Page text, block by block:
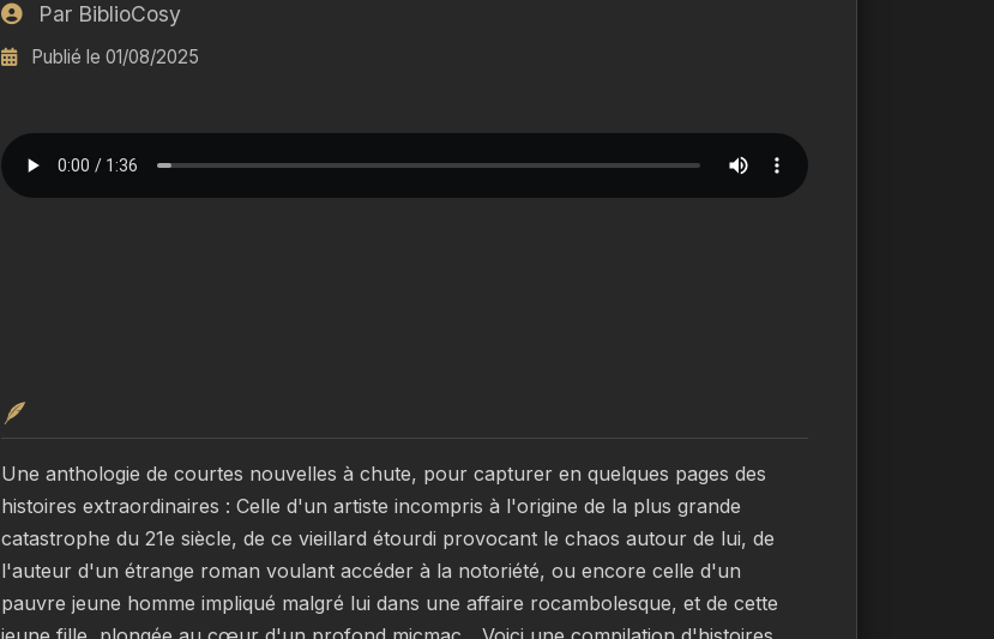
Par BiblioCosy
Publié le 01/08/2025
🪶
Une anthologie de courtes nouvelles à chute, pour capturer en quelques pages des
histoires extraordinaires : Celle d'un artiste incompris à l'origine de la plus grande
catastrophe du 21e siècle, de ce vieillard étourdi provocant le chaos autour de lui, de
l'auteur d'un étrange roman voulant accéder à la notoriété, ou encore celle d'un
pauvre jeune homme impliqué malgré lui dans une affaire rocambolesque, et de cette